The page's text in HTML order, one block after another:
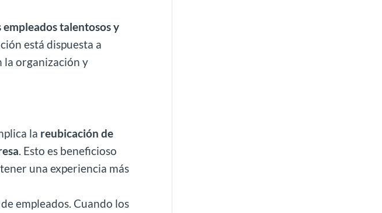
empleados talentosos y
está dispuesta a
la organización y
la reubicación de
. Esto es beneficioso
una experiencia más
empleados. Cuando los